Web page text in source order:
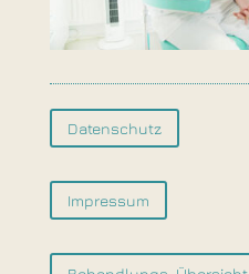
Datenschutz
Impressum